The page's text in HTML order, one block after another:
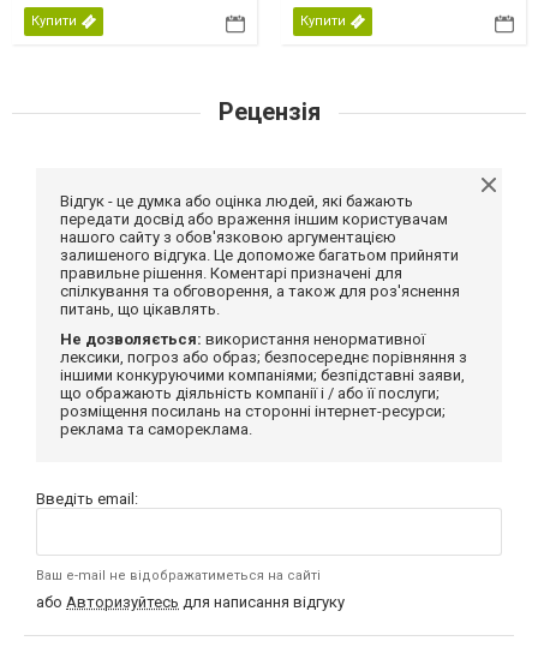
Купити Купити
Рецензія
Відгук - це думка або оцінка людей, які бажають
передати досвід або враження іншим користувачам
нашого сайту з обов'язковою аргументацією
залишеного відгука. Це допоможе багатьом прийняти
правильне рішення. Коментарі призначені для
спілкування та обговорення, а також для роз'яснення
питань, що цікавлять.
Не дозволяється: використання ненормативної
лексики, погроз або образ; безпосереднє порівняння з
іншими конкуруючими компаніями; безпідставні заяви,
що ображають діяльність компанії і / або її послуги;
розміщення посилань на сторонні інтернет-ресурси;
реклама та самореклама.
Введіть email:
Ваш e-mail не відображатиметься на сайті
або Авторизуйтесь для написання відгуку